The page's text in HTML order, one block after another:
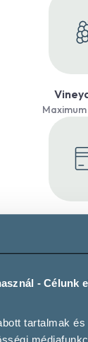
- Célunk
tartalmak és
Payment